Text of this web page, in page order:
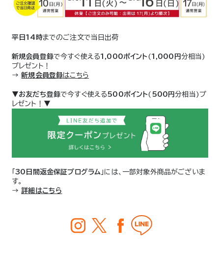
平日14時までのご注文で当日出荷
新規会員登録で今すぐ使える1,000ポイント( 1,000円 分相当)
プレゼント！
→新規会員登録はこちら
▼お友だち登録で今すぐ使える500ポイント( 500円分相当)プ
レゼント！▼
「30日間返金保証プログラム 」には、一部対象外商品がございま
す。
→詳細はこちら